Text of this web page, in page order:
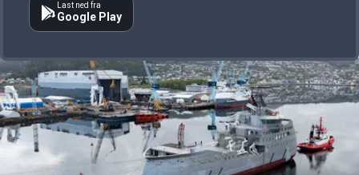
Last ned fra
Google Play